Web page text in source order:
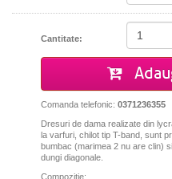
Cantitate:
Comanda telefonic: 0371236355
Dresuri de dama realizate din
la varfuri, chilot tip T-band, sunt
bumbac (marimea 2 nu are clin)
dungi diagonale.
Compozitie: